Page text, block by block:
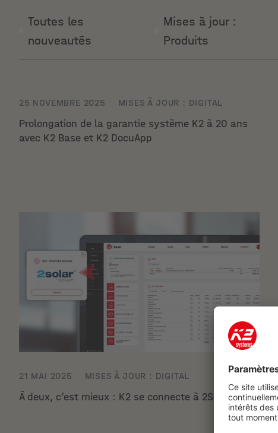
Toutes les
nouveautés
Mises à jour :
Produits
25 NOVEMBRE 2025 MISES À JOUR : DIGITAL
Prolongation de la garantie système K2 à 20 ans
avec K2 Base et K2 DocuApp
21 MAI 2025 MISES À JOUR : DIGITAL
À deux, c’est mieux : K2 se connecte à 2Solar